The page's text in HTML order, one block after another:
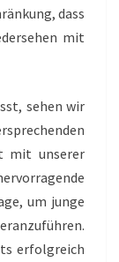
dass
mit
sehen wir
mit unserer
um junge
erfolgreich